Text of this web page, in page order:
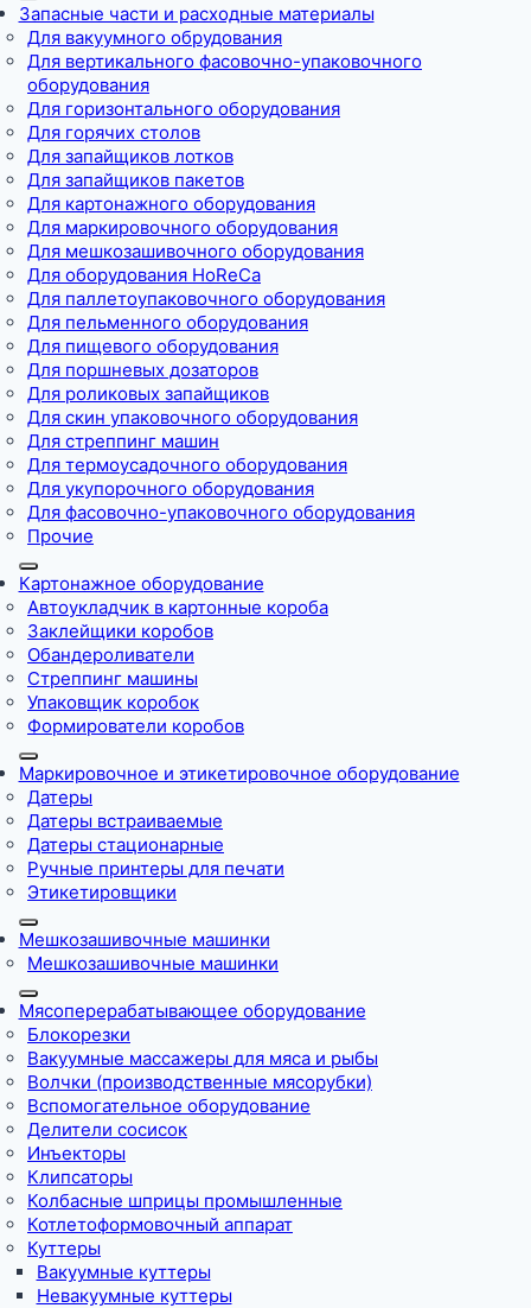
Запасные части и расходные материалы
Для вакуумного обрудования
Для вертикального фасовочно-упаковочного
оборудования
Для горизонтального оборудования
Для горячих столов
Для запайщиков лотков
Для запайщиков пакетов
Для картонажного оборудования
Для маркировочного оборудования
Для мешкозашивочного оборудования
Для оборудования HoReCa
Для паллетоупаковочного оборудования
Для пельменного оборудования
Для пищевого оборудования
Для поршневых дозаторов
Для роликовых запайщиков
Для скин упаковочного оборудования
Для стреппинг машин
Для термоусадочного оборудования
Для укупорочного оборудования
Для фасовочно-упаковочного оборудования
Прочие
Картонажное оборудование
Автоукладчик в картонные короба
Заклейщики коробов
Обандероливатели
Стреппинг машины
Упаковщик коробок
Формирователи коробов
Маркировочное и этикетировочное оборудование
Датеры
Датеры встраиваемые
Датеры стационарные
Ручные принтеры для печати
Этикетировщики
Мешкозашивочные машинки
Мешкозашивочные машинки
Мясоперерабатывающее оборудование
Блокорезки
Вакуумные массажеры для мяса и рыбы
Волчки (производственные мясорубки)
Вспомогательное оборудование
Делители сосисок
Инъекторы
Клипсаторы
Колбасные шприцы промышленные
Котлетоформовочный аппарат
Куттеры
Вакуумные куттеры
Невакуумные куттеры